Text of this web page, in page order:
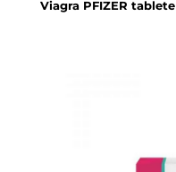
Viagra PFIZER tablete